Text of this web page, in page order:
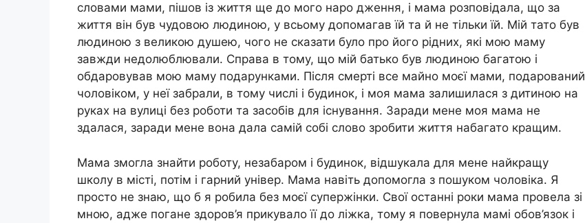
словами мами, пішов із життя ще до мого наро дження, і мама розповідала, що за
життя він був чудовою людиною, у всьому допомагав їй та й не тільки їй. Мій тато був
людиною з великою душею, чого не сказати було про його рідних, які мою маму
завжди недолюблювали. Справа в тому, що мій батько був людиною багатою і
обдаровував мою маму подарунками. Після смерті все майно моєї мами, подарований
чоловіком, у неї забрали, в тому числі і будинок, і моя мама залишилася з дитиною на
руках на вулиці без роботи та засобів для існування. Заради мене моя мама не
здалася, заради мене вона дала самій собі слово зробити життя набагато кращим.
Мама змогла знайти роботу, незабаром і будинок, відшукала для мене найкращу
школу в місті, потім і гарний універ. Мама навіть допомогла з пошуком чоловіка. Я
просто не знаю, що б я робила без моєї супержінки. Свої останні роки мама провела зі
мною, адже погане здоров’я прикувало її до ліжка, тому я повернула мамі обов’язок і